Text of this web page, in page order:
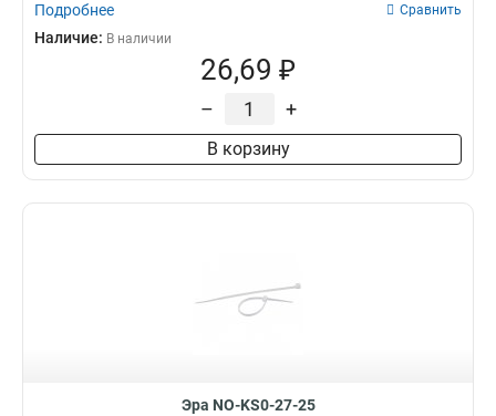
Подробнее Сравнить
Наличие: В наличии
26,69 ₽
– +
В корзину
Эра NO-KS0-27-25